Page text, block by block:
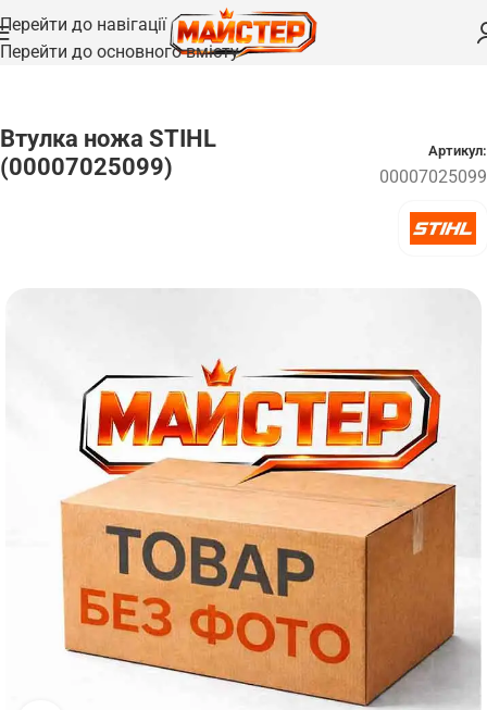
Перейти до навігації
Перейти до основного вмісту
Головна /Запчастини
Втулка ножа STIHL
(00007025099)
Артикул:
00007025099